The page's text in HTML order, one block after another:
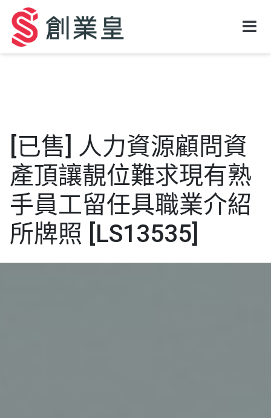
[已售] 人力資源顧問資
產頂讓靚位難求現有熟
手員工留任具職業介紹
所牌照 [LS13535]